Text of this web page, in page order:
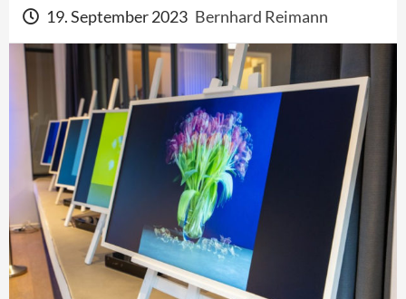
19. September 2023 Bernhard Reimann